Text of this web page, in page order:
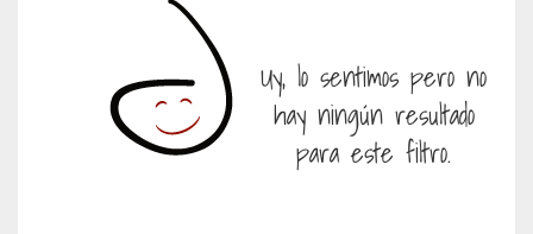
Uy, lo sentimos pero no
hay ningún resultado
para este filtro.